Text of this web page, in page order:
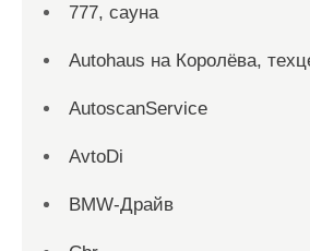
777, сауна
Autohaus на Королёва,
AutoscanService
AvtoDi
BMW-Драйв